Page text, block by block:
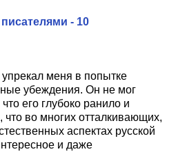
- 10
упрекал меня в попытке
убеждения. Он не мог
его глубоко ранило и
что во многих отталкивающих,
аспектах русской
и даже